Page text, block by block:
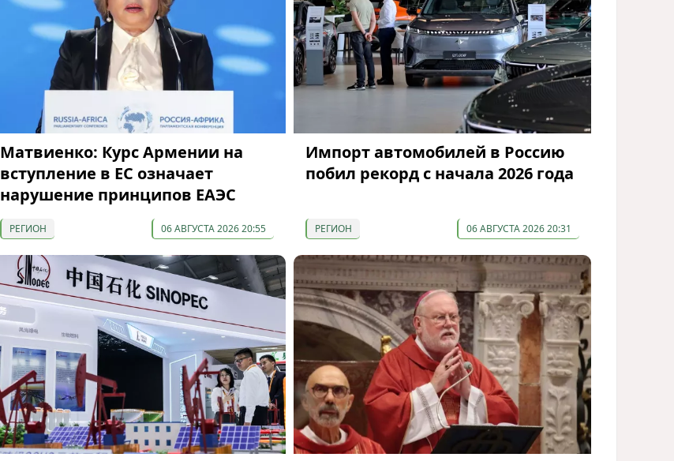
Матвиенко: Курс Армении на
вступление в ЕС означает
нарушение принципов ЕАЭС
РЕГИОН 06 АВГУСТА 2026 20:55
Импорт автомобилей в Россию
побил рекорд с начала 2026 года
РЕГИОН 06 АВГУСТА 2026 20:31